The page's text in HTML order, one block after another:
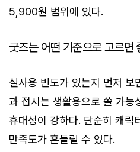
5,900원 범위에 있다.
굿즈는 어떤 기준으로 고르면
실사용 빈도가 있는지 먼저 보
과 접시는 생활용으로 쓸 가능
휴대성이 강하다. 단순히 캐릭
만족도가 흔들릴 수 있다.